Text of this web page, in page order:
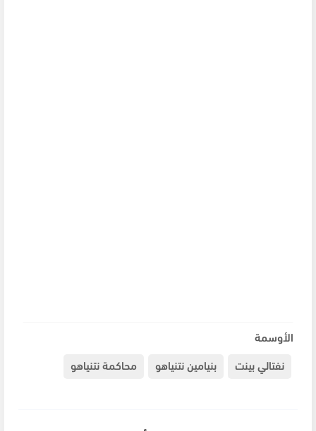
الأوسمة
نفتالي بينت
بنيامين نتنياهو محاكمة نتنياهو